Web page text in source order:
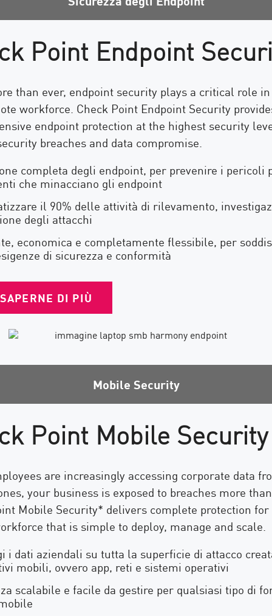
Point Endpoint
than ever, endpoint security plays a critical role
workforce. Check Point Endpoint Security
endpoint protection at the highest security
breaches and data compromise.
completa degli endpoint, per prevenire i pericoli
che minacciano gli endpoint
il 90% delle attività di rilevamento,
degli attacchi
economica e completamente flessibile, per
di sicurezza e conformità
DI PIÙ
Mobile Security
Point Mobile Security
are increasingly accessing corporate data
your business is exposed to breaches more
Mobile Security* delivers complete protection
that is simple to deploy, manage and scale.
i dati aziendali su tutta la superficie di attacco
mobili, ovvero app, reti e sistemi operativi
scalabile e facile da gestire per qualsiasi tipo di